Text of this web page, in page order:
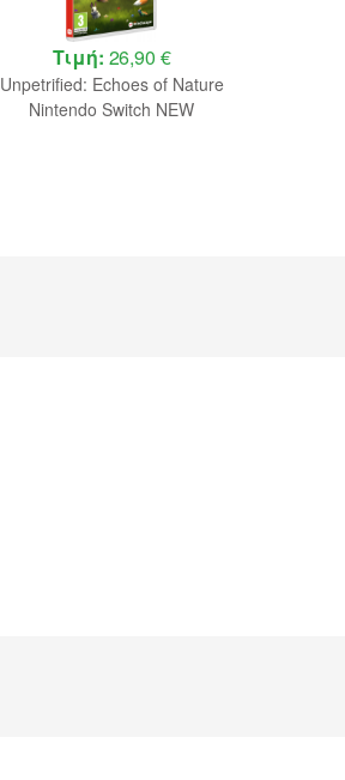
Τιμή: 26,90 €
Unpetrified: Echoes of Nature
Nintendo Switch NEW